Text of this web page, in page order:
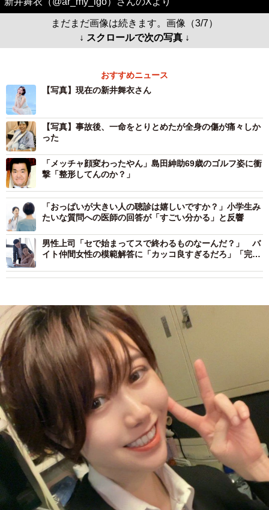
まだまだ画像は続きます。画像（3/7）
↓ スクロールで次の写真 ↓
おすすめニュース
【写真】現在の新井舞衣さん
【写真】事故後、一命をとりとめたが全身の傷が痛々しか
った
「メッチャ顔変わったやん」島田紳助69歳のゴルフ姿に衝
撃「整形してんのか？」
「おっぱいが大きい人の聴診は嬉しいですか？」小学生み
たいな質問への医師の回答が「すごい分かる」と反響
男性上司「セで始まってスで終わるものなーんだ？」 バ
イト仲間女性の模範解答に「カッコ良すぎるだろ」「完璧